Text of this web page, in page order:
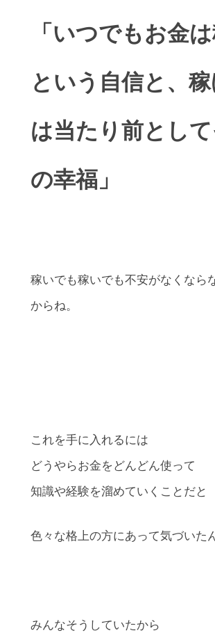
「いつでもお金
という自信と、
は当たり前とし
の幸福」
稼いでも稼いでも不安がなくなら
からね。
これを手に入れるには
どうやらお金をどんどん使って
知識や経験を溜めていくことだと
色々な格上の方にあって気づいた
みんなそうしていたから